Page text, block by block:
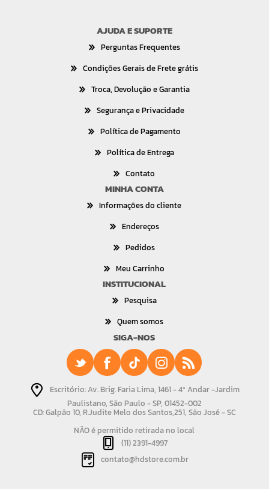
AJUDA E SUPORTE
Perguntas Frequentes
Condições Gerais de Frete grátis
Troca, Devolução e Garantia
Segurança e Privacidade
Política de Pagamento
Política de Entrega
Contato
MINHA CONTA
Informações do cliente
Endereços
Pedidos
Meu Carrinho
INSTITUCIONAL
Pesquisa
Quem somos
SIGA-NOS
Escritório: Av. Brig. Faria Lima, 1461 - 4º Andar -Jardim
Paulistano, São Paulo - SP, 01452-002
CD: Galpão 10, R.Judite Melo dos Santos,251, São José - SC
NÃO é permitido retirada no local
(11) 2391-4997
contato@hdstore.com.br